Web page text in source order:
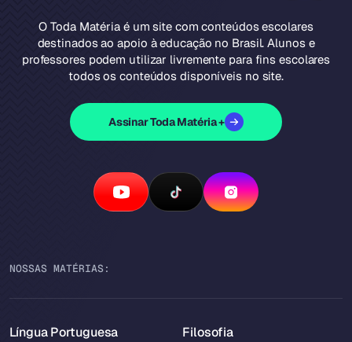
O Toda Matéria é um site com conteúdos escolares
destinados ao apoio à educação no Brasil. Alunos e
professores podem utilizar livremente para fins escolares
todos os conteúdos disponíveis no site.
Assinar Toda Matéria +
NOSSAS MATÉRIAS:
Língua Portuguesa Filosofia